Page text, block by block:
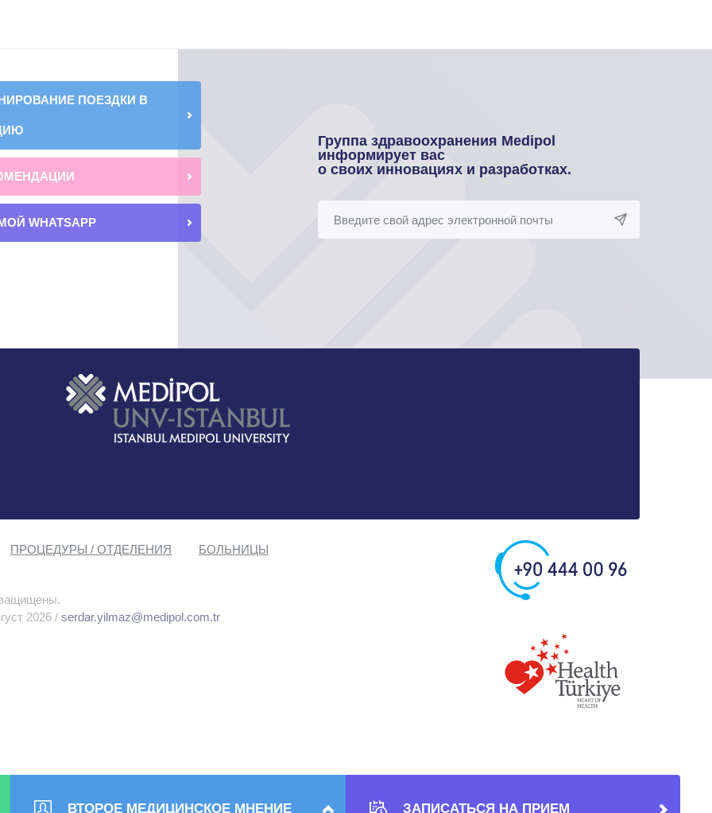
ПОЕЗДКИ В
WHATSAPP
Группа здравоохранения Medipol
информирует вас
о своих инновациях и разработках.
ПРОЦЕДУРЫ / ОТДЕЛЕНИЯ
БОЛЬНИЦЫ
2026 / serdar.yilmaz@medipol.com.tr
ВТОРОЕ МЕДИЦИНСКОЕ МНЕНИЕ ЗАПИСАТЬСЯ НА ПРИЕМ